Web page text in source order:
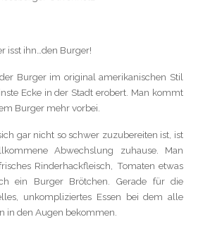
isst ihn…den Burger!
Burger im original amerikanischen Stil
Ecke in der Stadt erobert. Man kommt
Burger mehr vorbei.
gar nicht so schwer zuzubereiten ist, ist
Abwechslung zuhause. Man
Rinderhackfleisch, Tomaten etwas
ein Burger Brötchen. Gerade für die
unkompliziertes Essen bei dem alle
in den Augen bekommen.